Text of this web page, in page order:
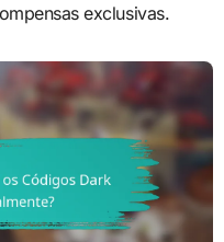
exclusivas.